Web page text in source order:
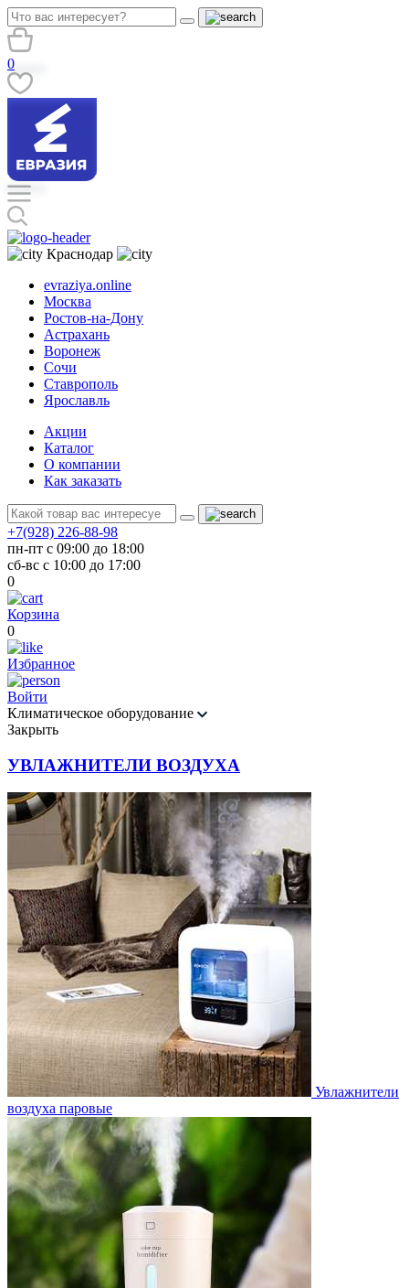
0
Краснодар
evraziya.online
Москва
Ростов-на-Дону
Астрахань
Воронеж
Сочи
Ставрополь
Ярославль
Акции
Каталог
О компании
Как заказать
+7(928) 226-88-98
пн-пт с 09:00 до 18:00
сб-вс с 10:00 до 17:00
0
Корзина
0
Избранное
Войти
Климатическое оборудование
Закрыть
УВЛАЖНИТЕЛИ ВОЗДУХА
Увлажнители
воздуха паровые